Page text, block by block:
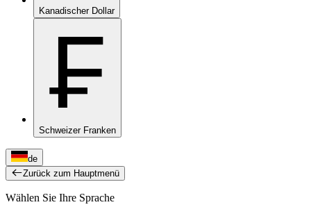
Kanadischer Dollar
₣
Schweizer Franken
de
Zurück zum Hauptmenü
Wählen Sie Ihre Sprache